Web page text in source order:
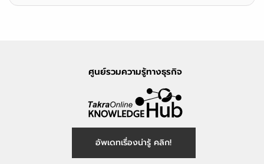
ศูนย์รวมความรู้ทางธุรกิจ
อัพเดทเรื่องน่ารู้ คลิก!